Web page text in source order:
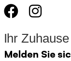
Ihr
Melden Sie